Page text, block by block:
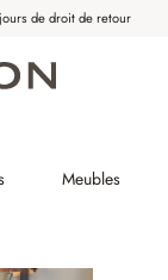
de droit de retour
Meubles